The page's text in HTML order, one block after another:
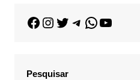
Pesquisar